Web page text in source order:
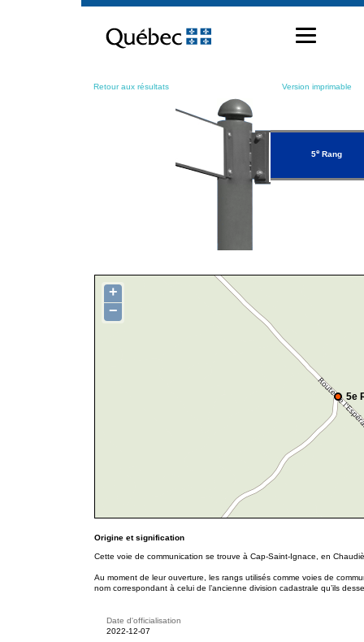
contenu
Retour aux résultats Version imprimable
5eRang
5e
+
−
Origine et signification
Cette voie de communication se trouve à Cap-Saint-Ignace, en
Au moment de leur ouverture, les rangs utilisés comme voies de
nom correspondant à celui de l’ancienne division cadastrale qu’ils
Date d'officialisation
2022-12-07